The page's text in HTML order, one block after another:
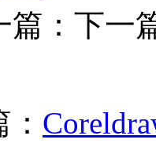
篇：下一